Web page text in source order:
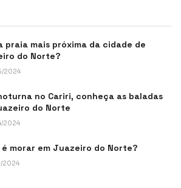
praia mais próxima da cidade de
do Norte?
2024
no Cariri, conheça as baladas
do Norte
2024
é morar em Juazeiro do Norte?
2024